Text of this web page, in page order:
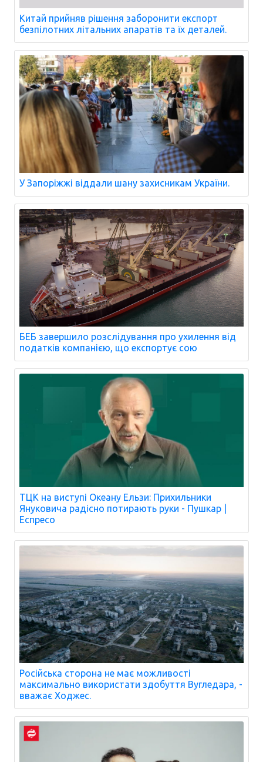
Китай прийняв рішення заборонити експорт
безпілотних літальних апаратів та їх деталей.
У Запоріжжі віддали шану захисникам України.
БЕБ завершило розслідування про ухилення від
податків компанією, що експортує сою
ТЦК на виступі Океану Ельзи: Прихильники
Януковича радісно потирають руки - Пушкар |
Еспресо
Російська сторона не має можливості
максимально використати здобуття Вугледара, -
вважає Ходжес.